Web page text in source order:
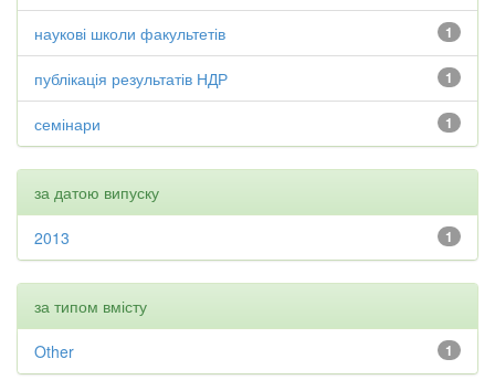
1
наукові школи факультетів
1
публікація результатів НДР
1
семінари
за датою випуску
1
2013
за типом вмісту
1
Other